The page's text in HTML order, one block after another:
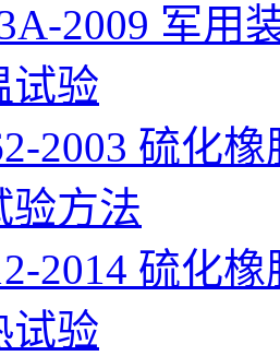
2009 军用
试验
2003 硫化
验方法
2014 硫化
试验